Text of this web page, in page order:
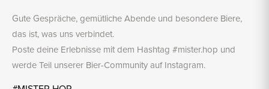
Gute Gespräche, gemütliche Abende und besondere Biere,
das ist, was uns verbindet.
Poste deine Erlebnisse mit dem Hashtag #mister.hop und
werde Teil unserer Bier-Community auf Instagram.